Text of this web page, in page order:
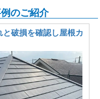
のご紹介
破損を確認し屋根カ